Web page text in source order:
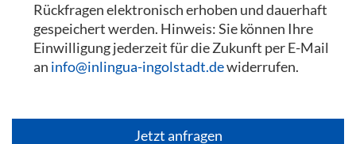
Rückfragen elektronisch erhoben und dauerhaft
gespeichert werden. Hinweis: Sie können Ihre
Einwilligung jederzeit für die Zukunft per E-Mail
an info@inlingua-ingolstadt.dewiderrufen.